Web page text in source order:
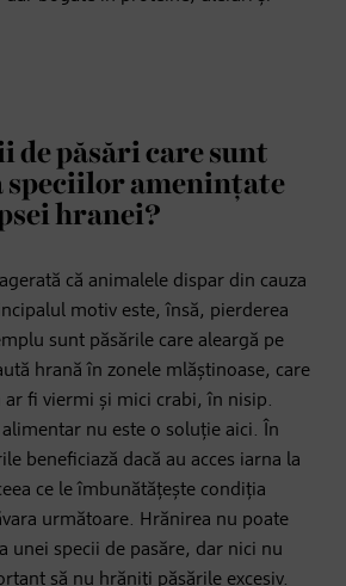
de păsări care sunt
speciilor amenințate
hranei?
că animalele dispar din cauza
motiv este, însă, pierderea
sunt păsările care aleargă pe
hrană în zonele mlăștinoase, care
ar fi viermi și mici crabi, în nisip.
nu este o soluție aici. În
beneficiază dacă au acces iarna la
ce le îmbunătățește condiția
următoare. Hrănirea nu poate
unei specii de pasăre, dar nici nu
să nu hrăniți păsările excesiv.